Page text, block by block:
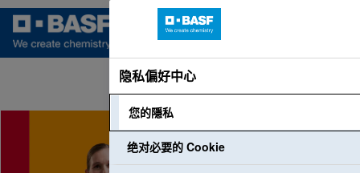
語言 個人資料登入
隐私偏好中心
您的隱私
绝对必要的 Cookie